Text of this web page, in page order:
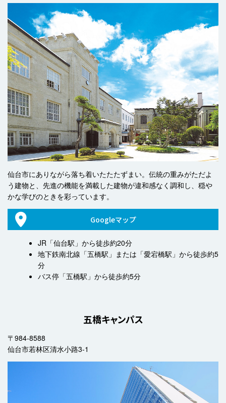
仙台市にありながら落ち着いたたたずまい。伝統の重みがただよ
う建物と、先進の機能を満載した建物が違和感なく調和し、穏や
かな学びのときを彩っています。
Googleマップ
JR「仙台駅」から徒歩約20分
地下鉄南北線「五橋駅」または「愛宕橋駅」から徒歩約5
分
バス停「五橋駅」から徒歩約5分
五橋キャンパス
〒984-8588
仙台市若林区清水小路3-1